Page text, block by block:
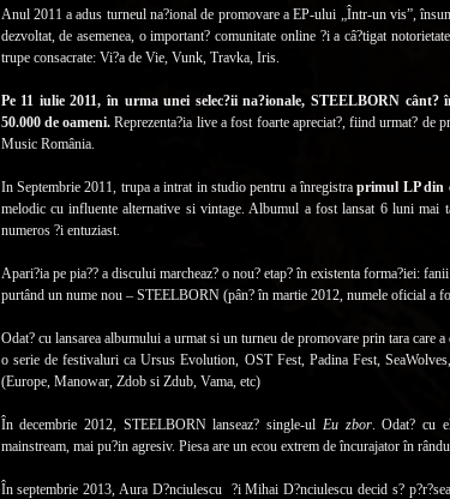
Anul 2011 a adus turneul na?ional de promovare a EP-ului „Într-un vis”,
dezvoltat, de asemenea, o important? comunitate online ?i a câ?tigat
trupe consacrate: Vi?a de Vie, Vunk, Travka, Iris.
Pe 11 iulie 2011, în urma unei selec?ii na?ionale, STEELBORN
50.000 de oameni.Reprezenta?ia live a fost foarte apreciat?, fiind urmat? de
Music România.
In Septembrie 2011, trupa a intrat in studio pentru a înregistraprimul LP din
melodic cu influente alternative si vintage. Albumul a fost lansat 6 luni
numeros ?i entuziast.
Apari?ia pe pia?? a discului marcheaz? o nou? etap? în existenta forma?iei:
purtând un nume nou – STEELBORN (pân? în martie 2012, numele oficial a
Odat? cu lansarea albumului a urmat si un turneu de promovare prin tara care
o serie de festivaluri ca Ursus Evolution, OST Fest, Padina Fest,
(Europe, Manowar, Zdob si Zdub, Vama, etc)
În decembrie 2012, STEELBORN lanseaz? single-ul Eu zbor. Odat? cu
mainstream, mai pu?in agresiv. Piesa are un ecou extrem de încurajator în
În septembrie 2013, Aura D?nciulescu ?i Mihai D?nciulescu decid s?